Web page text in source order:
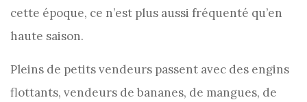
cette époque, ce n’est plus aussi fréquenté qu’en
haute saison.
Pleins de petits vendeurs passent avec des engins
flottants, vendeurs de bananes, de mangues, de